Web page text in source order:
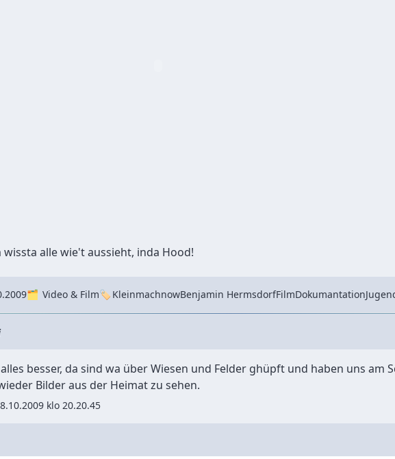
wissta alle wie't aussieht, inda Hood!
Video & Film Tags
KleinmachnowBenjamin HermsdorfFilmDokumantation
besser, da sind wa über Wiesen und Felder ghüpft und haben uns am
Bilder aus der Heimat zu sehen.
klo 20.20.45